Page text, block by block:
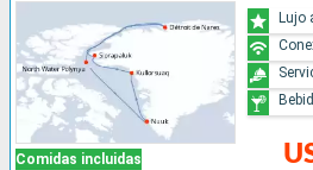
Comidas incluidas
Lujo